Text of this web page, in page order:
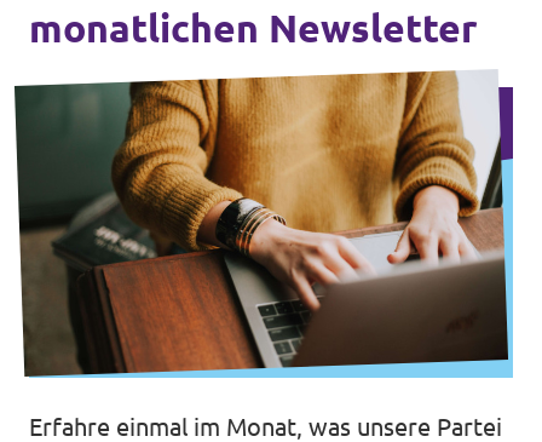
monatlichen Newsletter
Erfahre einmal im Monat, was unsere Partei